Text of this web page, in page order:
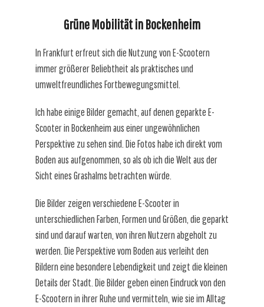
Grüne Mobilität in Bockenheim
In Frankfurt erfreut sich die Nutzung von E-Scootern
immer größerer Beliebtheit als praktisches und
umweltfreundliches Fortbewegungsmittel.
Ich habe einige Bilder gemacht, auf denen geparkte E-
Scooter in Bockenheim aus einer ungewöhnlichen
Perspektive zu sehen sind. Die Fotos habe ich direkt vom
Boden aus aufgenommen, so als ob ich die Welt aus der
Sicht eines Grashalms betrachten würde.
Die Bilder zeigen verschiedene E-Scooter in
unterschiedlichen Farben, Formen und Größen, die geparkt
sind und darauf warten, von ihren Nutzern abgeholt zu
werden. Die Perspektive vom Boden aus verleiht den
Bildern eine besondere Lebendigkeit und zeigt die kleinen
Details der Stadt. Die Bilder geben einen Eindruck von den
E-Scootern in ihrer Ruhe und vermitteln, wie sie im Alltag